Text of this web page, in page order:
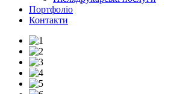
Портфоліо
Контакти